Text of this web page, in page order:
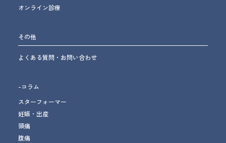
オンライン診療
その他
よくある質問・お問い合わせ
-コラム
スターフォーマー
妊娠・出産
頭痛
腹痛